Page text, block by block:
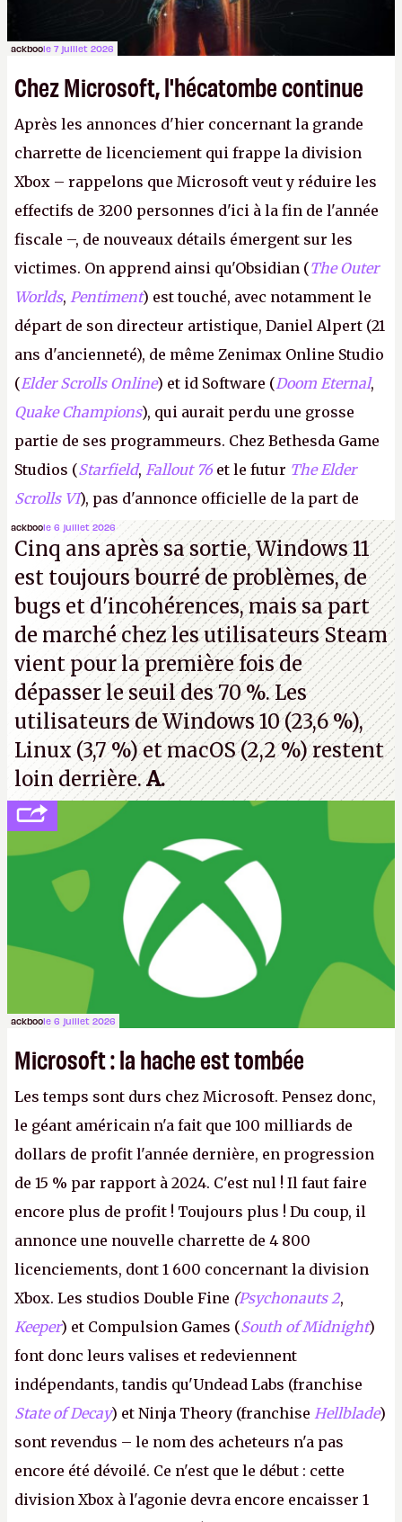
ackboole 7 juillet 2026
Chez Microsoft, l'hécatombe continue
Après les annonces d'hier concernant la grande
charrette de licenciement qui frappe la division
Xbox – rappelons que Microsoft veut y réduire les
effectifs de 3200 personnes d'ici à la fin de l'année
fiscale –, de nouveaux détails émergent sur les
victimes. On apprend ainsi qu'Obsidian (The Outer
Worlds, Pentiment) est touché, avec notamment le
départ de son directeur artistique, Daniel Alpert (21
ans d'ancienneté), de même Zenimax Online Studio
(Elder Scrolls Online) et id Software (Doom Eternal,
Quake Champions), qui aurait perdu une grosse
partie de ses programmeurs. Chez Bethesda Game
Studios (Starfield, Fallout 76 et le futur The Elder
Scrolls VI), pas d'annonce officielle de la part de
Microsoft, mais le syndicat des employés confirme
de nombreux licenciements.A.
ackboole 6 juillet 2026
Cinq ans après sa sortie, Windows 11
est toujours bourré de problèmes, de
bugs et d'incohérences, mais sa part
de marché chez les utilisateurs Steam
vient pour la première fois de
dépasser le seuil des 70 %. Les
utilisateurs de Windows 10 (23,6 %),
Linux (3,7 %) et macOS (2,2 %) restent
loin derrière.A.
ackboole 6 juillet 2026
Microsoft : la hache est tombée
Les temps sont durs chez Microsoft. Pensez donc,
le géant américain n'a fait que 100 milliards de
dollars de profit l'année dernière, en progression
de 15 % par rapport à 2024. C'est nul ! Il faut faire
encore plus de profit ! Toujours plus ! Du coup, il
annonce une nouvelle charrette de 4 800
licenciements, dont 1 600 concernant la division
Xbox. Les studios Double Fine (Psychonauts 2,
Keeper) et Compulsion Games (South of Midnight)
font donc leurs valises et redeviennent
indépendants, tandis qu'Undead Labs (franchise
State of Decay) et Ninja Theory (franchise Hellblade)
sont revendus – le nom des acheteurs n'a pas
encore été dévoilé. Ce n'est que le début : cette
division Xbox à l'agonie devra encore encaisser 1